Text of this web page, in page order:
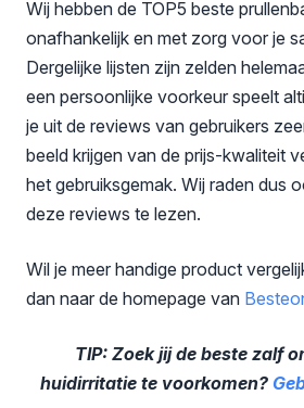
Wij hebben de TOP5 beste
onafhankelijk en met zorg voor je
Dergelijke lijsten zijn zelden
een persoonlijke voorkeur speelt
je uit de reviews van gebruikers
beeld krijgen van de prijs-kwaliteit
het gebruiksgemak. Wij raden dus
deze reviews te lezen.
Wil je meer handige product
dan naar de homepage van
TIP: Zoek jij de beste zalf
huidirritatie te voorkomen?